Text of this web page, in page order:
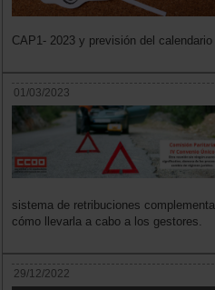
CAP1- 2023 y previsión del
01/03/2023
sistema de retribuciones
cómo llevarla a cabo a los gestores.
29/12/2022